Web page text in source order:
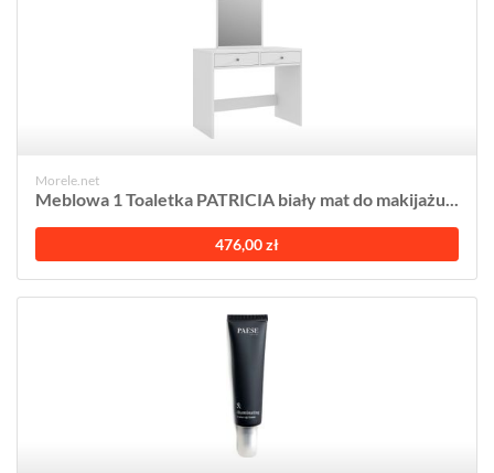
Morele.net
Meblowa 1 Toaletka PATRICIA biały mat do makijażu...
476,00 zł